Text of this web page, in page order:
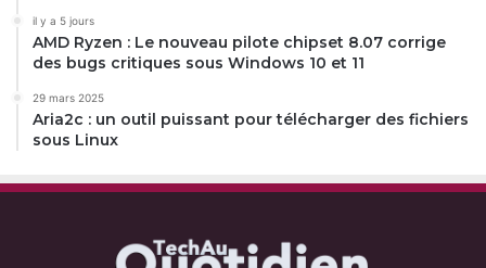
il y a 5 jours
AMD Ryzen : Le nouveau pilote chipset 8.07 corrige
des bugs critiques sous Windows 10 et 11
29 mars 2025
Aria2c : un outil puissant pour télécharger des fichiers
sous Linux